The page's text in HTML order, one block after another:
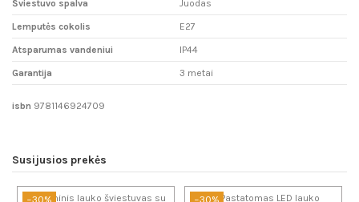
Šviestuvo spalva Juodas
Lemputės cokolis E27
Atsparumas vandeniui IP44
Garantija 3 metai
isbn 9781146924709
Susijusios prekės
−30% −30%